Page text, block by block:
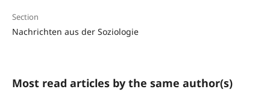
Section
Nachrichten aus der Soziologie
Most read articles by the same author(s)